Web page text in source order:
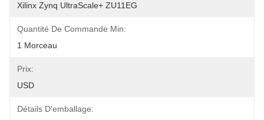
Xilinx Zynq UltraScale+ ZU11EG
Quantité De Commande Min:
1 Morceau
Prix:
USD
Détails D'emballage: